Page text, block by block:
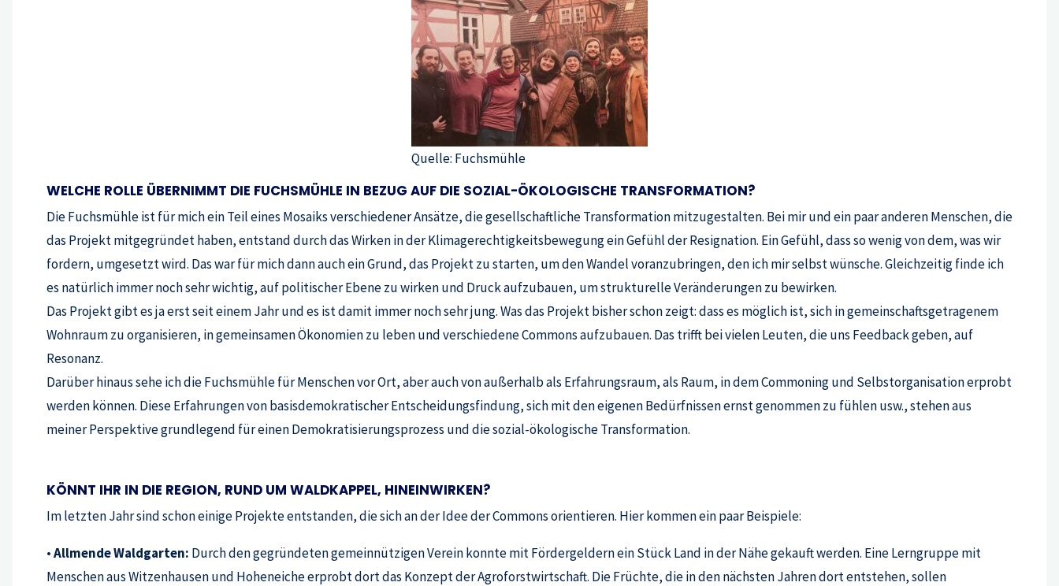
Quelle: Fuchsmühle
WELCHE ROLLE ÜBERNIMMT DIE FUCHSMÜHLE IN BEZUG AUF DIE SOZIAL-ÖKOLOGISCHE TRANSFORMATION?
Die Fuchsmühle ist für mich ein Teil eines Mosaiks verschiedener Ansätze, die gesellschaftliche Transformation mitzugestalten. Bei mir und ein paar anderen Menschen, die
das Projekt mitgegründet haben, entstand durch das Wirken in der Klimagerechtigkeitsbewegung ein Gefühl der Resignation. Ein Gefühl, dass so wenig von dem, was wir
fordern, umgesetzt wird. Das war für mich dann auch ein Grund, das Projekt zu starten, um den Wandel voranzubringen, den ich mir selbst wünsche. Gleichzeitig finde ich
es natürlich immer noch sehr wichtig, auf politischer Ebene zu wirken und Druck aufzubauen, um strukturelle Veränderungen zu bewirken.
Das Projekt gibt es ja erst seit einem Jahr und es ist damit immer noch sehr jung. Was das Projekt bisher schon zeigt: dass es möglich ist, sich in gemeinschaftsgetragenem
Wohnraum zu organisieren, in gemeinsamen Ökonomien zu leben und verschiedene Commons aufzubauen. Das trifft bei vielen Leuten, die uns Feedback geben, auf
Resonanz.
Darüber hinaus sehe ich die Fuchsmühle für Menschen vor Ort, aber auch von außerhalb als Erfahrungsraum, als Raum, in dem Commoning und Selbstorganisation erprobt
werden können. Diese Erfahrungen von basisdemokratischer Entscheidungsfindung, sich mit den eigenen Bedürfnissen ernst genommen zu fühlen usw., stehen aus
meiner Perspektive grundlegend für einen Demokratisierungsprozess und die sozial-ökologische Transformation.
KÖNNT IHR IN DIE REGION, RUND UM WALDKAPPEL, HINEINWIRKEN?
Im letzten Jahr sind schon einige Projekte entstanden, die sich an der Idee der Commons orientieren. Hier kommen ein paar Beispiele:
•Allmende Waldgarten: Durch den gegründeten gemeinnützigen Verein konnte mit Fördergeldern ein Stück Land in der Nähe gekauft werden. Eine Lerngruppe mit
Menschen aus Witzenhausen und Hoheneiche erprobt dort das Konzept der Agroforstwirtschaft. Die Früchte, die in den nächsten Jahren dort entstehen, sollen